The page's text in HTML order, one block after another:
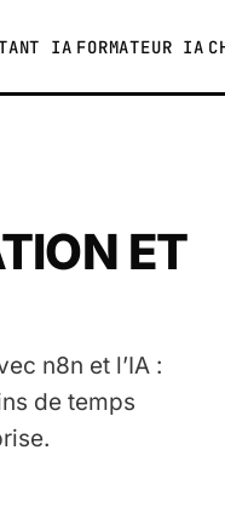
IA FORMATEUR IA
ET
n8n et l’IA :
de temps